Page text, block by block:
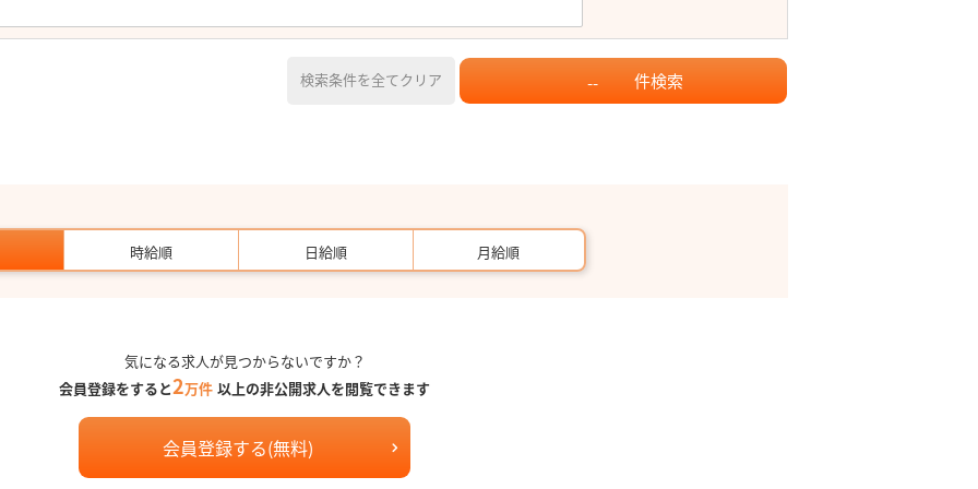
検索条件を全てクリア -- 件検索
時給順 日給順 月給順
気になる求人が見つからないですか？
会員登録をすると2万件 以上の非公開求人を閲覧できます
会員登録する(無料)